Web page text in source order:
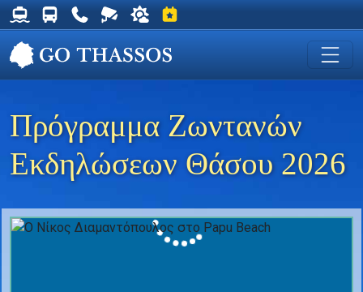
Δρομολόγια Φέρυ για Θάσο
Δρομολόγια Λεωφορείων Θάσου
Χρήσιμα Τηλέφωνα
Ζωντανή Κάμερα στη Χρυσή Ακτή
Ο καιρός στη Θάσο
Εκδηλώσεις στη Θάσο
Πρόγραμμα Ζωντανών
Εκδηλώσεων Θάσου 2026